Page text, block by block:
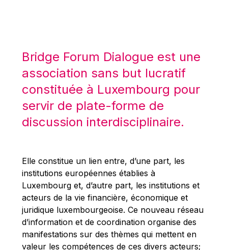
Mario Centeno
Mario Monti
Maroš ŠEFČOVIČ
Martin Bailey
Martine Reicherts
Michael Sohlman
Michel Goedert
Mireille Delmas-Marty
Nobuo Tanaka
Otmar Issing
Bridge Forum Dialogue est une
association sans but lucratif
constituée à Luxembourg pour
servir de plate-forme de
discussion interdisciplinaire.
Elle constitue un lien entre, d’une part, les
institutions européennes établies à
Luxembourg et, d’autre part, les institutions et
acteurs de la vie financière, économique et
juridique luxembourgeoise. Ce nouveau réseau
d’information et de coordination organise des
manifestations sur des thèmes qui mettent en
valeur les compétences de ces divers acteurs;